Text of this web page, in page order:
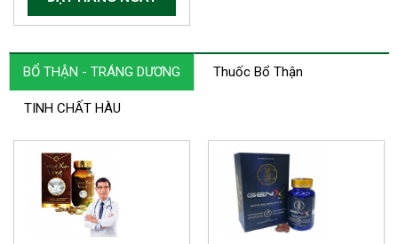
BỔ THẬN - TRÁNG DƯƠNG Thuốc Bổ Thận
TINH CHẤT HÀU